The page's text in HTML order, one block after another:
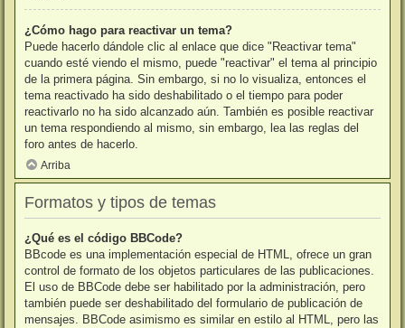
¿Cómo hago para reactivar un tema?
Puede hacerlo dándole clic al enlace que dice "Reactivar tema"
cuando esté viendo el mismo, puede "reactivar" el tema al principio
de la primera página. Sin embargo, si no lo visualiza, entonces el
tema reactivado ha sido deshabilitado o el tiempo para poder
reactivarlo no ha sido alcanzado aún. También es posible reactivar
un tema respondiendo al mismo, sin embargo, lea las reglas del
foro antes de hacerlo.
Arriba
Formatos y tipos de temas
¿Qué es el código BBCode?
BBcode es una implementación especial de HTML, ofrece un gran
control de formato de los objetos particulares de las publicaciones.
El uso de BBCode debe ser habilitado por la administración, pero
también puede ser deshabilitado del formulario de publicación de
mensajes. BBCode asimismo es similar en estilo al HTML, pero las